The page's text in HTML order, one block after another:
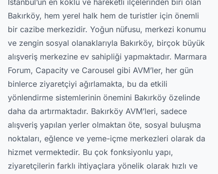
Bakırköy, hem yerel halk hem de turistler için önemli
bir cazibe merkezidir. Yoğun nüfusu, merkezi konumu
ve zengin sosyal olanaklarıyla Bakırköy, birçok büyük
alışveriş merkezine ev sahipliği yapmaktadır. Marmara
Forum, Capacity ve Carousel gibi AVM’ler, her gün
binlerce ziyaretçiyi ağırlamakta, bu da etkili
yönlendirme sistemlerinin önemini Bakırköy özelinde
daha da artırmaktadır. Bakırköy AVM’leri, sadece
alışveriş yapılan yerler olmaktan öte, sosyal buluşma
noktaları, eğlence ve yeme-içme merkezleri olarak da
hizmet vermektedir. Bu çok fonksiyonlu yapı,
ziyaretçilerin farklı ihtiyaçlara yönelik olarak hızlı ve